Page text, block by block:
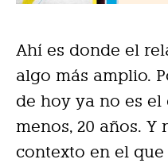
Ahí es donde el
algo más amplio.
de hoy ya no es el
menos, 20 años. Y
contexto en el